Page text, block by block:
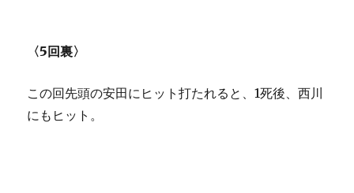
〈5回裏〉
この回先頭の安田にヒット打たれると、1死後、西川
にもヒット。